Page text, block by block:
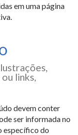
em uma página
links,
devem conter
ser informada no
específico do